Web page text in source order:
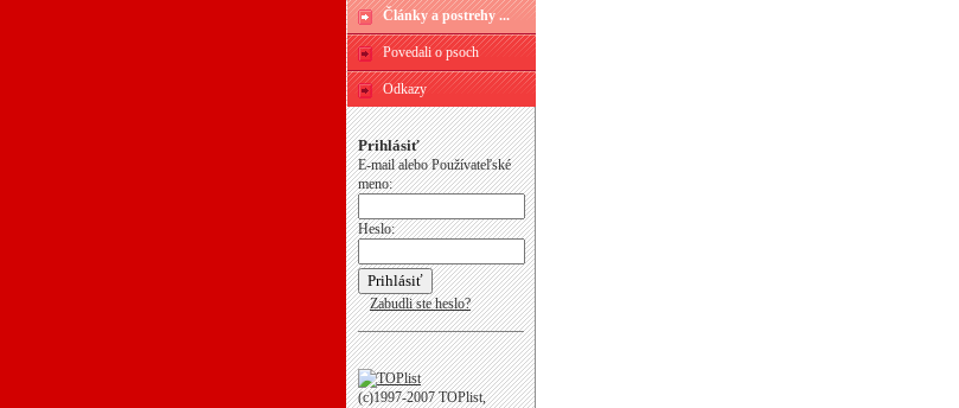
Články a postrehy ...
Povedali o psoch
Odkazy
Prihlásiť
E-mail alebo Používateľské
meno:
Heslo:
Zabudli ste heslo?
(c)1997-2007 TOPlist,